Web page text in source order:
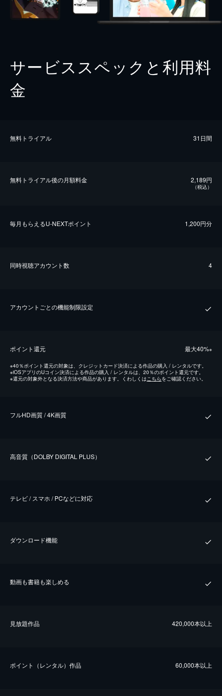
サービススペックと利用料
金
無料トライアル 31日間
無料トライアル後の⽉額料金 2,189円
（税込）
毎⽉もらえるU-NEXTポイント 1,200円分
同時視聴アカウント数 4
アカウントごとの機能制限設定
ポイント還元 最⼤40%※
※40％ポイント還元の対象は、クレジットカード決済による作品の購入 / レンタルです。
※iOSアプリのUコイン決済による作品の購入 / レンタルは、20％のポイント還元です。
※還元の対象外となる決済方法や商品があります。くわしくは こちらをご確認ください。
フルHD画質 / 4K画質
⾼⾳質（DOLBY DIGITAL PLUS）
テレビ / スマホ / PCなどに対応
ダウンロード機能
動画も書籍も楽しめる
⾒放題作品 420,000本以上
ポイント（レンタル）作品 60,000本以上